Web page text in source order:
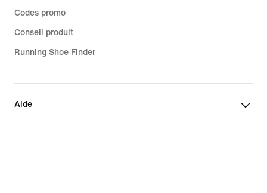
Codes promo
Conseil produit
Running Shoe Finder
Aide